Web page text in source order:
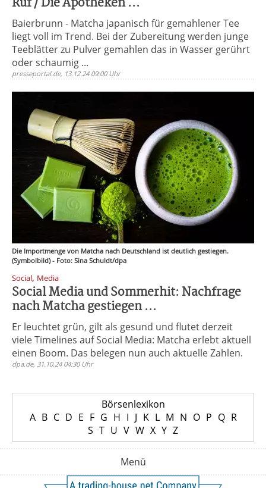
Baierbrunn - Matcha japanisch für gemahlener Tee
liegt voll im Trend. Bei der Zubereitung werden junge
Teeblätter zu Pulver gemahlen das in Wasser gerührt
oder schaumig ...
presseportal.de, 13.12.24 09:00 Uhr
Die Importmenge von Matcha nach Deutschland ist deutlich gestiegen.
(Symbolbild) - Foto: Sina Schuldt/dpa
Social, Media
Social Media und Sommerhit: Nachfrage
nach Matcha gestiegen ...
Er leuchtet grün, gilt als gesund und flutet derzeit
viele Timelines auf Social Media: Matcha erlebt aktuell
einen Boom. Das belegen nun auch aktuelle Zahlen.
dpa.de, 31.10.24 04:30 Uhr
Börsenlexikon
A B C D E F G H I J K L M N O P Q R
S T U V W X Y Z
Menü